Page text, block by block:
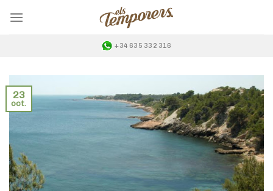
content
+34 635 332 316
23
oct.